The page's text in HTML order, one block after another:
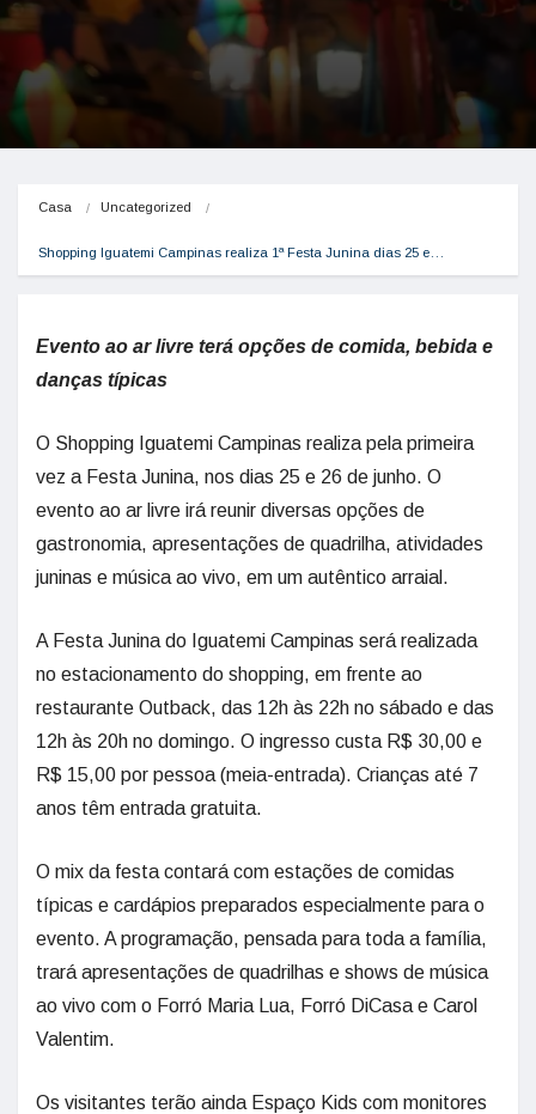
Casa Uncategorized
Shopping Iguatemi Campinas realiza 1ª Festa Junina dias 25 e…
Evento ao ar livre terá opções de comida, bebida e
danças típicas
O Shopping Iguatemi Campinas realiza pela primeira
vez a Festa Junina, nos dias 25 e 26 de junho. O
evento ao ar livre irá reunir diversas opções de
gastronomia, apresentações de quadrilha, atividades
juninas e música ao vivo, em um autêntico arraial.
A Festa Junina do Iguatemi Campinas será realizada
no estacionamento do shopping, em frente ao
restaurante Outback, das 12h às 22h no sábado e das
12h às 20h no domingo. O ingresso custa R$ 30,00 e
R$ 15,00 por pessoa (meia-entrada). Crianças até 7
anos têm entrada gratuita.
O mix da festa contará com estações de comidas
típicas e cardápios preparados especialmente para o
evento. A programação, pensada para toda a família,
trará apresentações de quadrilhas e shows de música
ao vivo com o Forró Maria Lua, Forró DiCasa e Carol
Valentim.
Os visitantes terão ainda Espaço Kids com monitores